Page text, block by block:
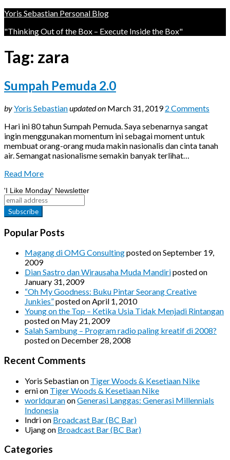
Yoris Sebastian Personal Blog
"Thinking Out of the Box – Execute Inside the Box"
Tag: zara
Sumpah Pemuda 2.0
byYoris Sebastianupdated on March 31, 2019 2 Comments
Hari ini 80 tahun Sumpah Pemuda. Saya sebenarnya sangat
ingin menggunakan momentum ini sebagai moment untuk
membuat orang-orang muda makin nasionalis dan cinta tanah
air. Semangat nasionalisme semakin banyak terlihat…
Read More
'I Like Monday' Newsletter
Popular Posts
Magang di OMG Consultingposted on September 19,
2009
Dian Sastro dan Wirausaha Muda Mandiriposted on
January 31, 2009
“Oh My Goodness: Buku Pintar Seorang Creative
Junkies”posted on April 1, 2010
Young on the Top – Ketika Usia Tidak Menjadi Rintangan
posted on May 21, 2009
Salah Sambung – Program radio paling kreatif di 2008?
posted on December 28, 2008
Recent Comments
Yoris Sebastianon Tiger Woods & Kesetiaan Nike
ernion Tiger Woods & Kesetiaan Nike
worldquranonGenerasi Langgas: Generasi Millennials
Indonesia
Indrion Broadcast Bar (BC Bar)
Ujangon Broadcast Bar (BC Bar)
Categories